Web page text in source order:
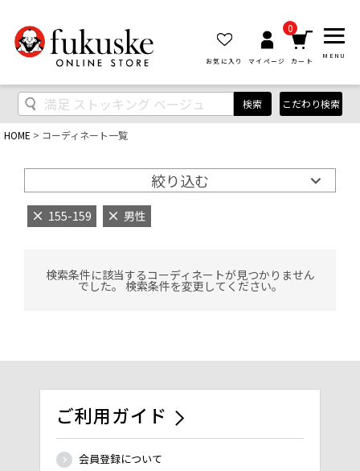
お気に入り マイページ
0
カート
MENU
検索 こだわり検索
HOME コーディネート一覧
絞り込む
155-159 男性
検索条件に該当するコーディネートが見つかりません
でした。 検索条件を変更してください。
ご利用ガイド
会員登録について